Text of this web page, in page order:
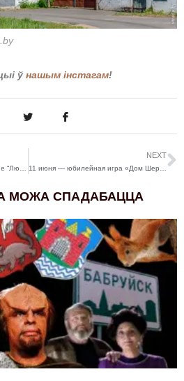
ў нашым інстагам!
NEXT
МОЖА СПАДАБАЦЦА